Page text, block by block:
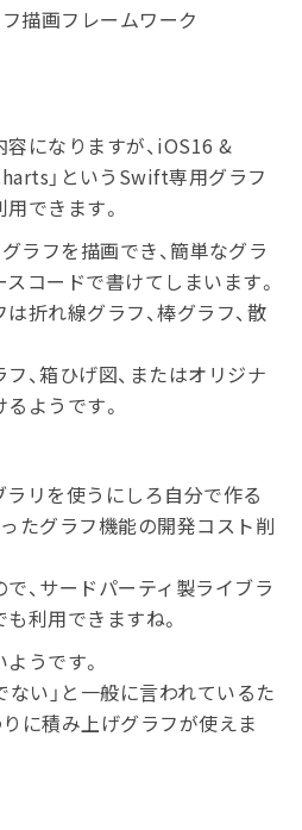
描画フレームワーク
になりますが、iOS16 &
」というSwift専用グラフ
できます。
ラフを描画でき、簡単なグラ
コードで書けてしまいます。
折れ線グラフ、棒グラフ、散
、箱ひげ図、またはオリジナ
ようです。
リを使うにしろ自分で作る
たグラフ機能の開発コスト削
、サードパーティ製ライブラ
利用できますね。
うです。
ない」と一般に言われているた
に積み上げグラフが使えま